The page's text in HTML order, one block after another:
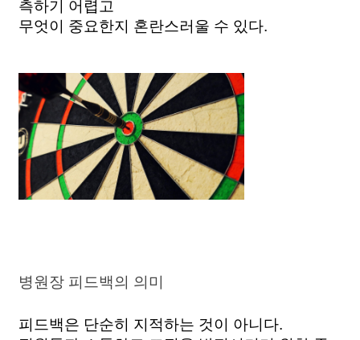
측하기 어렵고
무엇이 중요한지 혼란스러울 수 있다.
병원장 피드백의 의미
피드백은 단순히 지적하는 것이 아니다.